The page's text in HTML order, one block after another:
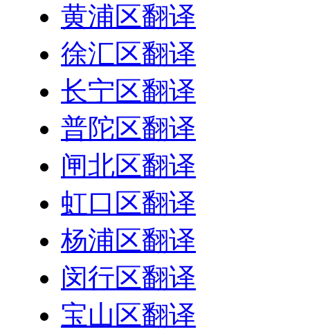
黄浦区翻译
徐汇区翻译
长宁区翻译
普陀区翻译
闸北区翻译
虹口区翻译
杨浦区翻译
闵行区翻译
宝山区翻译